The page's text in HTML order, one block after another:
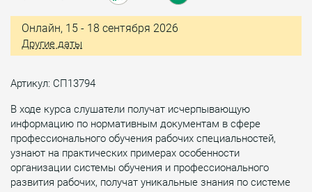
Онлайн, 15 - 18 сентября 2026
Другие даты
Артикул: СП13794
В ходе курса слушатели получат исчерпывающую
информацию по нормативным документам в сфере
профессионального обучения рабочих специальностей,
узнают на практических примерах особенности
организации системы обучения и профессионального
развития рабочих, получат уникальные знания по системе